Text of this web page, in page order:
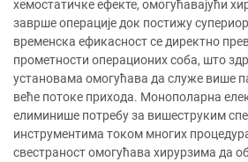
хемостатичке ефекте, омогућавајући
заврше операције док постижу
временска ефикасност се директно
прометности операционих соба, што
установама омогућава да служе више
веће потоке прихода. Монополарна
елиминише потребу за вишеструким
инструментима током многих
свестраност омогућава хирурзима да